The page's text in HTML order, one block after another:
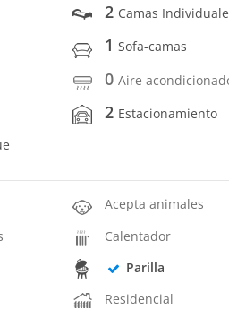
2 Camas
1Sofa-camas
0Aire
2 Estacionamiento
Acepta animales
Calentador
Parilla
Residencial